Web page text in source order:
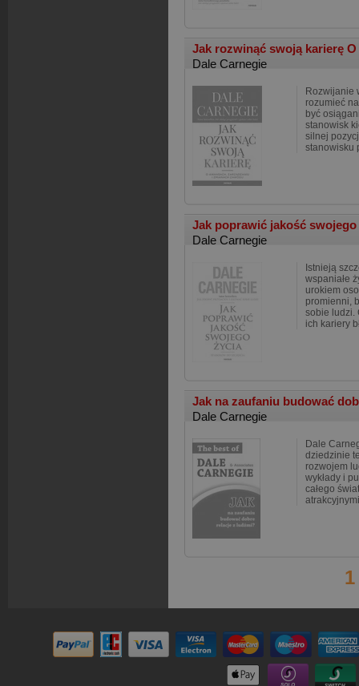
Jak rozwinąć swoją karierę
Dale Carnegie
Rozwijanie
rozumieć
być
stanowisk
silnej
stanowisku
Jak poprawić jakość
Dale Carnegie
Istnieją
wspaniałe
urokiem
promienni,
sobie ludzi.
ich kariery
Jak na zaufaniu budować
Dale Carnegie
Dale
dziedzinie
rozwojem
wykłady i
całego
1